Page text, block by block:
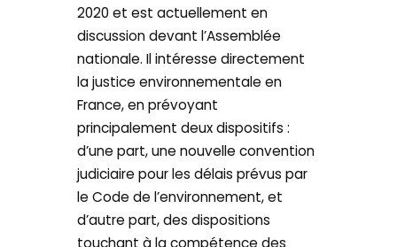
2020 et est actuellement en
discussion devant l’Assemblée
nationale. Il intéresse directement
la justice environnementale en
France, en prévoyant
principalement deux dispositifs :
d’une part, une nouvelle convention
judiciaire pour les délais prévus par
le Code de l’environnement, et
d’autre part, des dispositions
touchant à la compétence des